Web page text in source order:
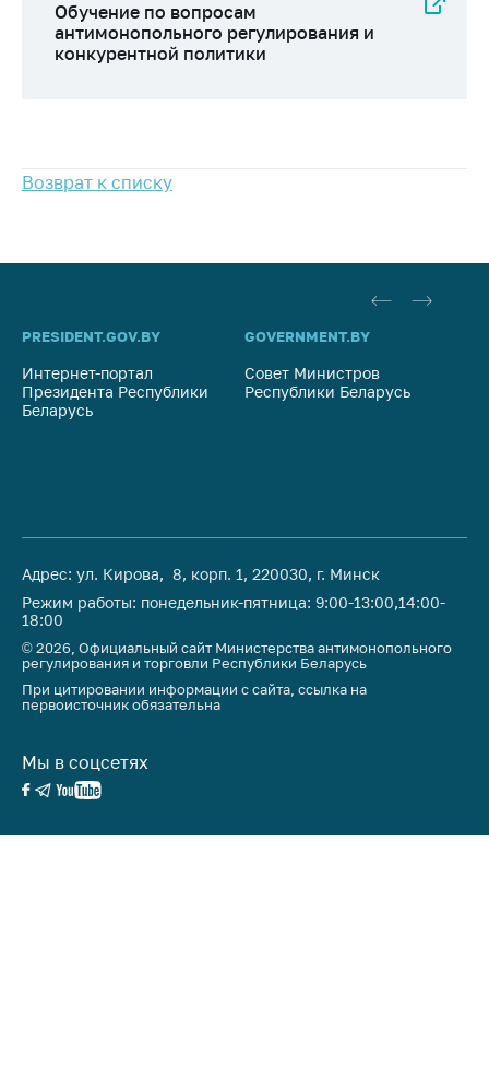
антимонопольного
законодательства
проектов
предотвращению
распространения
COVID-19 для
вопросам
антимонопольного
регулирования и
конкурентной
политики
Обучение по вопросам
антимонопольного регулирования и
конкурентной политики
Возврат к списку
PRESIDENT.GOV.BY
Интернет-портал
Президента Республики
Беларусь
GOVERNMENT.BY
Совет Министров
Республики Беларусь
Адрес: ул. Кирова, 8, корп. 1, 220030, г. Минск
Режим работы: понедельник-пятница: 9:00-13:00,14:00-
18:00
© 2026, Официальный сайт Министерства антимонопольного
регулирования и торговли Республики Беларусь
При цитировании информации с сайта, ссылка на
первоисточник обязательна
Мы в соцсетях